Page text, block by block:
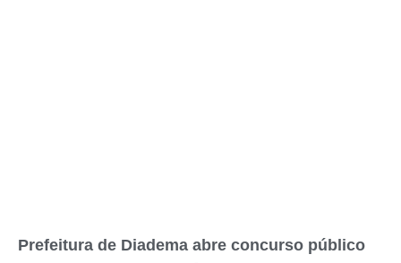
Prefeitura de Diadema abre concurso público